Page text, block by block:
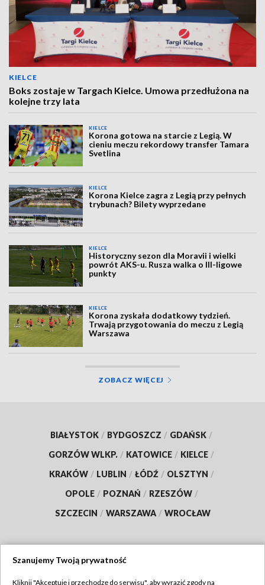
KIELCE
Boks zostaje w Targach Kielce. Umowa przedłużona na
kolejne trzy lata
KIELCE
Korona gotowa na starcie z Legią. W
cieniu meczu rekordowy transfer Tamara
Svetlina
KIELCE
Korona Kielce zagra z Legią przy pełnych
trybunach? Bilety wyprzedane
KIELCE
Historyczny sezon dla Moravii i wielki
powrót AKS-u. Rusza walka o III-ligowe
punkty
KIELCE
Korona zyskała dodatkowy tydzień.
Trwają przygotowania do meczu z Legią
Warszawa
ZOBACZ WIĘCEJ
BIAŁYSTOK / BYDGOSZCZ / GDAŃSK /
GORZÓW WLKP. / KATOWICE / KIELCE /
KRAKÓW / LUBLIN / ŁÓDŹ / OLSZTYN /
OPOLE / POZNAŃ / RZESZÓW /
SZCZECIN / WARSZAWA / WROCŁAW
Szanujemy Twoją prywatność
Kliknij "Akceptuję i przechodzę do serwisu", aby wyrazić zgody na